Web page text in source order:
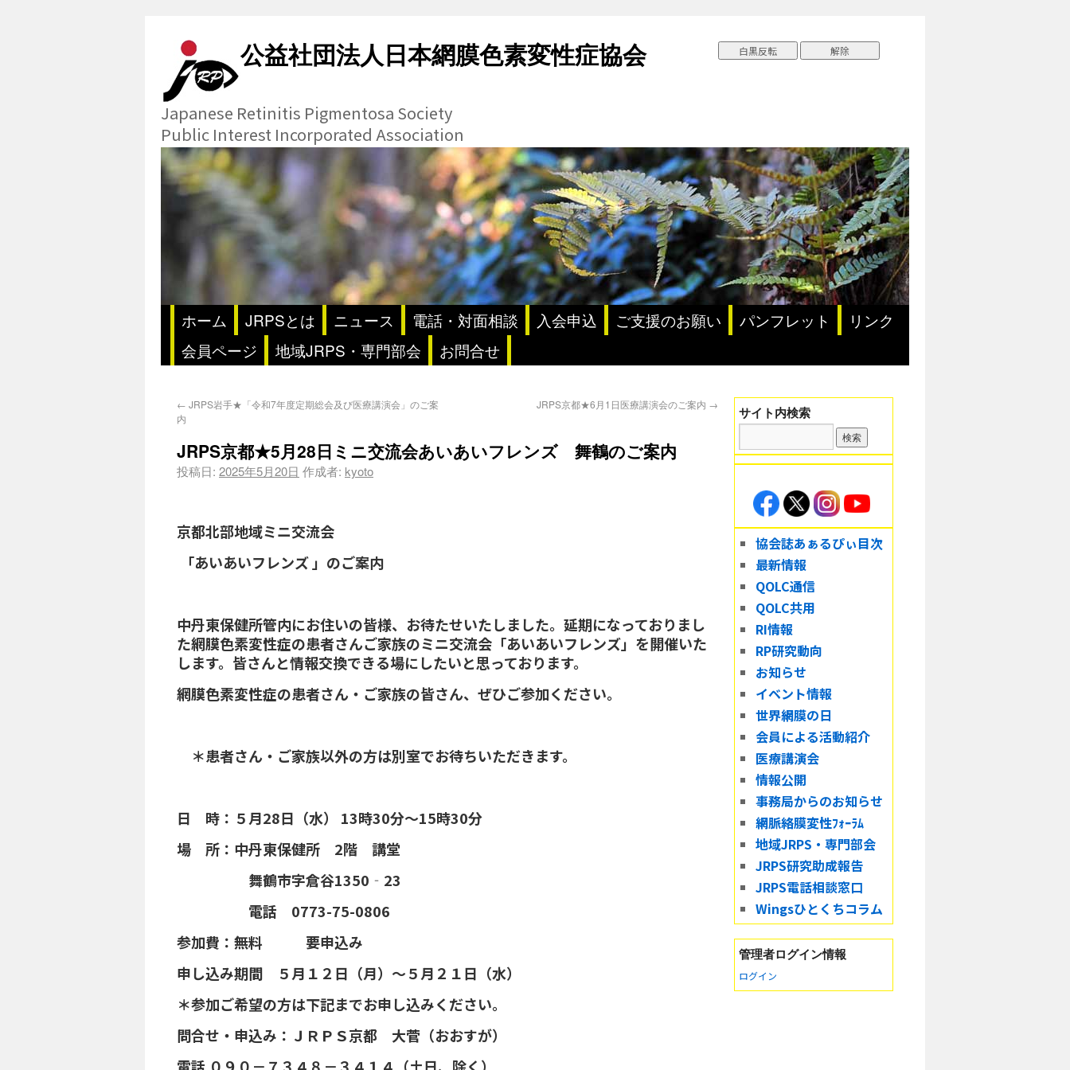
公益社団法人日本網膜色素変性症協会
Japanese Retinitis Pigmentosa Society
Public Interest Incorporated Association
ホーム JRPSとは ニュース 電話・対面相談 入会申込 ご支援のお願い パンフレット
リンク
会員ページ
地域JRPS・専門部会 お問合せ
← JRPS岩手★「令和7年度定期総会及び医療講演会」のご案
内
JRPS京都★6月1日医療講演会のご案内 →
JRPS京都★5月28日ミニ交流会あいあいフレンズ 舞鶴のご案内
投稿日: 2025年5月20日 作成者: kyoto
京都北部地域ミニ交流会
「あいあいフレンズ 」のご案内
中丹東保健所管内にお住いの皆様、お待たせいたしました。延期になっておりまし
た網膜色素変性症の患者さんご家族のミニ交流会「あいあいフレンズ」を開催いた
します。皆さんと情報交換できる場にしたいと思っております。
網膜色素変性症の患者さん・ご家族の皆さん、ぜひご参加ください。
＊患者さん・ご家族以外の方は別室でお待ちいただきます。
日 時：５月28日（水） 13時30分～15時30分
場 所：中丹東保健所 2階 講堂
舞鶴市字倉谷1350‐23
電話 0773-75-0806
参加費：無料 要申込み
申し込み期間 ５月１２日（月）～５月２１日（水）
＊参加ご希望の方は下記までお申し込みください。
問合せ・申込み：ＪＲＰＳ京都 大菅（おおすが）
サイト内検索
協会誌あぁるぴぃ目次
最新情報
QOLC通信
QOLC共用
RI情報
RP研究動向
お知らせ
イベント情報
世界網膜の日
会員による活動紹介
医療講演会
情報公開
事務局からのお知らせ
網脈絡膜変性ﾌｫｰﾗﾑ
地域JRPS・専門部会
JRPS研究助成報告
JRPS電話相談窓口
Wingsひとくちコラム
管理者ログイン情報
ログイン